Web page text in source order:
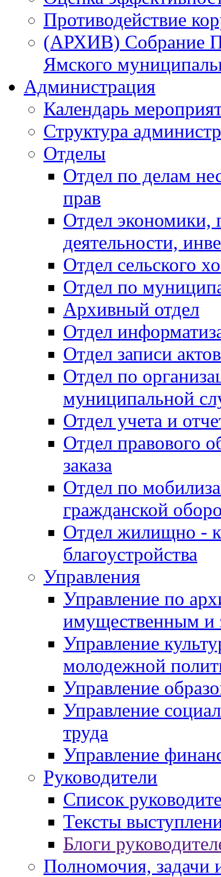
Противодействие
(АРХИВ) Собрание
Ямского
Администрация
Календарь
Структура
Отделы
Отдел по делам
прав
Отдел экономики,
деятельности,
Отдел сельского
Отдел по
Архивный отдел
Отдел
Отдел записи
Отдел по
муниципальной
Отдел учета и
Отдел правового
заказа
Отдел по
гражданской
Отдел жилищно -
благоустройства
Управления
Управление по
имущественным и
Управление
молодежной
Управление
Управление
труда
Управление
Руководители
Список
Тексты
Блоги
Полномочия, задачи